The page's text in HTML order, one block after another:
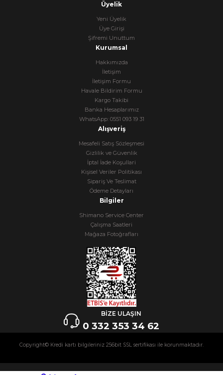
Üyelik
Yeni Üyelik
Üye Girişi
Şifremi Unuttum
Kurumsal
Hakkımızda
İletişim
İletişim Formu
Havale Bildirim Formu
Kargo Takibi
Banka Hesaplarımız
WhatsApp: 0551 093 19 31
Alışveriş
Mesafeli Satış Sözleşmesi
Gizlilik ve Güvenlik
İptal İade Koşullari
Kişisel Veriler Politikası
Sipariş Ve Teslimat
Ödeme Detayları
Bilgiler
Shimano Service Center
Çalışma Saatleri
Mağaza Fotoğrafları
BİZE ULAŞIN
0 332 353 34 62
Copyright© Kredi kartı bilgileriniz 256bit SSL sertifikası ile korunmaktadır.